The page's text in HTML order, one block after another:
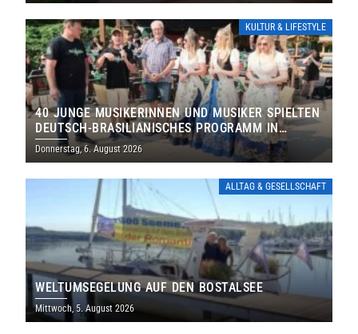
KULTUR & LIFESTYLE
40 JUNGE MUSIKERINNEN UND MUSIKER SPIELTEN
DEUTSCH-BRASILIANISCHES PROGRAMM IN
THOLEY
Donnerstag, 6. August 2026
ALLTAG & GESELLSCHAFT
WELTUMSEGELUNG AUF DEN BOSTALSEE
Mittwoch, 5. August 2026